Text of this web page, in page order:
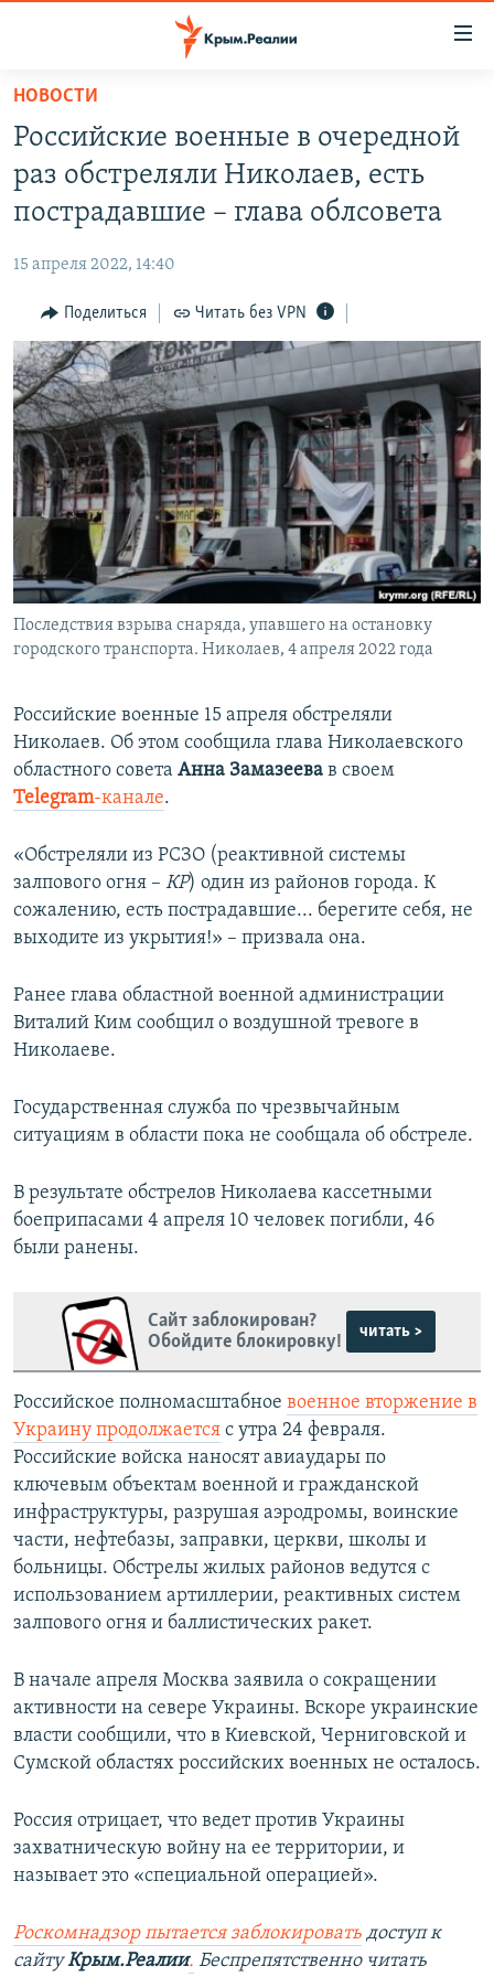
Вернуться
основному
содержанию
Вернутся
главной
навигации
Вернутся
поиску
СПЕЦПРОЕКТЫ
11 ЛЕТ ОККУПАЦИИ КРЫМА. 11 ИСТОРИЙ СОПРОТИВЛЕНИЯ
ВОДА
ЕЩЕ
ИНТЕРАКТИВ
ИНФОГРАФИКА
ТЕЛЕПРОЕКТ КРЫМ.РЕАЛИИ
СОВЕТЫ ПРАВОЗАЩИТНИКОВ
ПРОПАВШИЕ БЕЗ ВЕСТИ
ПОБЕДИТЕЛЕЙ НЕ СУДЯТ?
КРЫМ.НЕПОКОРЕННЫЙ
ELIFBE
УКРАИНСКАЯ ПРОБЛЕМА КРЫМА
РАДІО СВОБОДА
КАК ОБОЙТИ БЛОКИРОВКУ
Українською
Qırımtatar
ПРИСОЕДИНЯЙТЕСЬ!
Все сайты RFE/RL
НОВОСТИ
Российские военные в очередной
раз обстреляли Николаев, есть
пострадавшие – глава облсовета
15 апреля 2022, 14:40
Поделиться Читать без VPN
Последствия взрыва снаряда, упавшего на остановку
городского транспорта. Николаев, 4 апреля 2022 года
Российские военные 15 апреля обстреляли
Николаев. Об этом сообщила глава Николаевского
областного совета Анна Замазеева в своем
Telegram-канале.
«Обстреляли из РСЗО (реактивной системы
залпового огня – КР) один из районов города. К
сожалению, есть пострадавшие... берегите себя, не
выходите из укрытия!» – призвала она.
Ранее глава областной военной администрации
Виталий Ким сообщил о воздушной тревоге в
Николаеве.
Государственная служба по чрезвычайным
ситуациям в области пока не сообщала об обстреле.
В результате обстрелов Николаева кассетными
боеприпасами 4 апреля 10 человек погибли, 46
были ранены.
Сайт заблокирован?
Обойдите блокировку!
читать >
Российское полномасштабное военное вторжение в
Украину продолжается с утра 24 февраля.
Российские войска наносят авиаудары по
ключевым объектам военной и гражданской
инфраструктуры, разрушая аэродромы, воинские
части, нефтебазы, заправки, церкви, школы и
больницы. Обстрелы жилых районов ведутся с
использованием артиллерии, реактивных систем
залпового огня и баллистических ракет.
В начале апреля Москва заявила о сокращении
активности на севере Украины. Вскоре украинские
власти сообщили, что в Киевской, Черниговской и
Сумской областях российских военных не осталось.
Россия отрицает, что ведет против Украины
захватническую войну на ее территории, и
называет это «специальной операцией».
Роскомнадзор пытается заблокировать доступ к
сайтуКрым.Реалии. Беспрепятственно читать